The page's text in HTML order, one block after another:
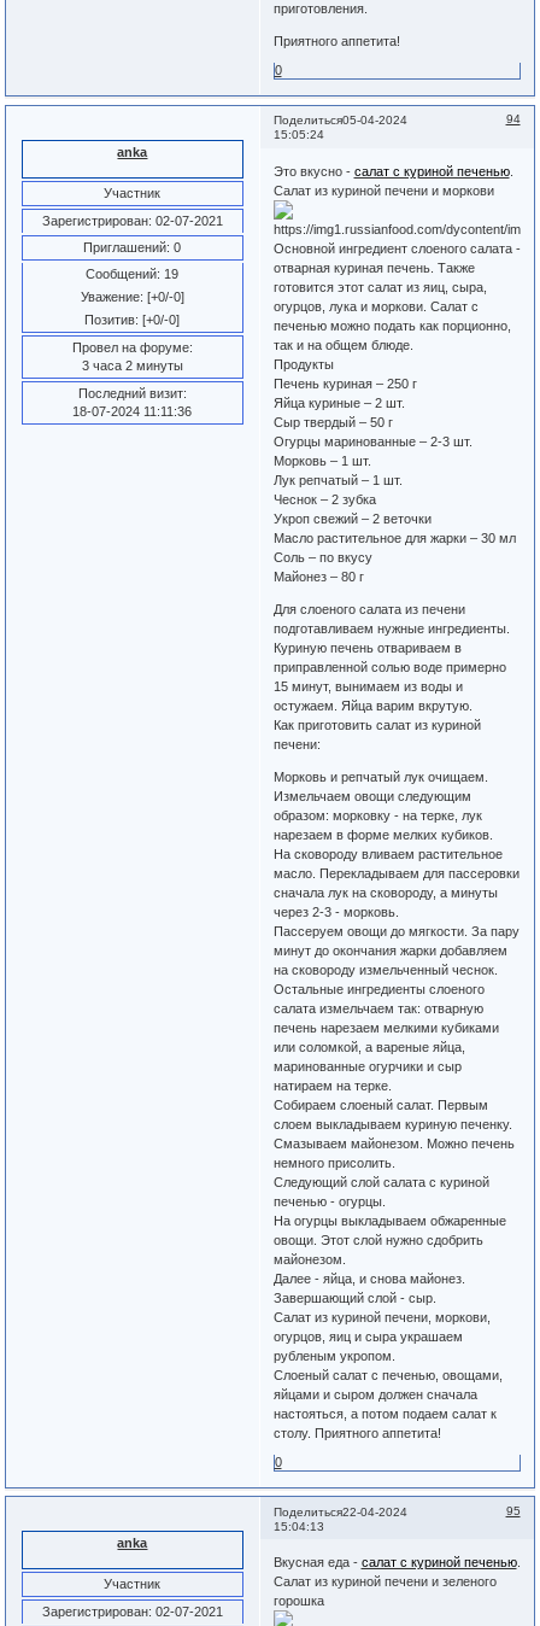
приготовления.
Приятного аппетита!
0
Поделиться 94
05-04-2024
15:05:24
anka
Участник
Зарегистрирован: 02-07-2021
Приглашений: 0
Сообщений: 19
Уважение: [+0/-0]
Позитив: [+0/-0]
Провел на форуме:
3 часа 2 минуты
Последний визит:
18-07-2024 11:11:36
Это вкусно - салат с куриной печенью.
Салат из куриной печени и моркови
Основной ингредиент слоеного салата -
отварная куриная печень. Также
готовится этот салат из яиц, сыра,
огурцов, лука и моркови. Салат с
печенью можно подать как порционно,
так и на общем блюде.
Продукты
Печень куриная – 250 г
Яйца куриные – 2 шт.
Сыр твердый – 50 г
Огурцы маринованные – 2-3 шт.
Морковь – 1 шт.
Лук репчатый – 1 шт.
Чеснок – 2 зубка
Укроп свежий – 2 веточки
Масло растительное для жарки – 30 мл
Соль – по вкусу
Майонез – 80 г
Для слоеного салата из печени
подготавливаем нужные ингредиенты.
Куриную печень отвариваем в
приправленной солью воде примерно
15 минут, вынимаем из воды и
остужаем. Яйца варим вкрутую.
Как приготовить салат из куриной
печени:
Морковь и репчатый лук очищаем.
Измельчаем овощи следующим
образом: морковку - на терке, лук
нарезаем в форме мелких кубиков.
На сковороду вливаем растительное
масло. Перекладываем для пассеровки
сначала лук на сковороду, а минуты
через 2-3 - морковь.
Пассеруем овощи до мягкости. За пару
минут до окончания жарки добавляем
на сковороду измельченный чеснок.
Остальные ингредиенты слоеного
салата измельчаем так: отварную
печень нарезаем мелкими кубиками
или соломкой, а вареные яйца,
маринованные огурчики и сыр
натираем на терке.
Собираем слоеный салат. Первым
слоем выкладываем куриную печенку.
Смазываем майонезом. Можно печень
немного присолить.
Следующий слой салата с куриной
печенью - огурцы.
На огурцы выкладываем обжаренные
овощи. Этот слой нужно сдобрить
майонезом.
Далее - яйца, и снова майонез.
Завершающий слой - сыр.
Салат из куриной печени, моркови,
огурцов, яиц и сыра украшаем
рубленым укропом.
Слоеный салат с печенью, овощами,
яйцами и сыром должен сначала
настояться, а потом подаем салат к
столу. Приятного аппетита!
0
Поделиться 95
22-04-2024
15:04:13
anka
Участник
Зарегистрирован: 02-07-2021
Вкусная еда - салат с куриной печенью.
Салат из куриной печени и зеленого
горошка